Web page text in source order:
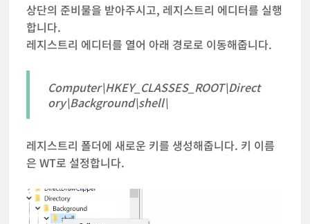
상단의 준비물을 받아주시고, 레지스트리 에디터를 실행
합니다.
레지스트리 에디터를 열어 아래 경로로 이동해줍니다.
Computer\HKEY_CLASSES_ROOT\Direct
ory\Background\shell\
레지스트리 폴더에 새로운 키를 생성해줍니다. 키 이름
은 WT로 설정합니다.